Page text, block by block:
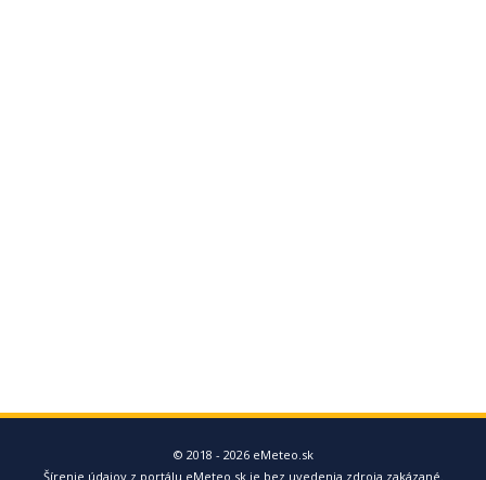
© 2018 - 2026 eMeteo.sk
Šírenie údajov z portálu eMeteo.sk je bez uvedenia zdroja zakázané.